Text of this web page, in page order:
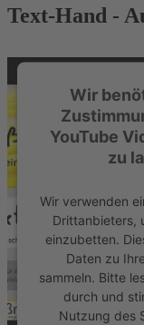
Text-Hand -
Wir
YouTube
zu
Wir verwenden
Drittanbieters,
einzubetten.
Daten zu
sammeln. Bitte
durch und
Nutzung des